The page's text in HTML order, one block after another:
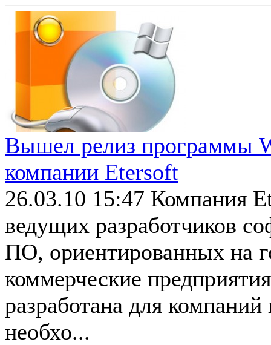
Вышел релиз программы
компании Etersoft
26.03.10 15:47 Компания
ведущих разработчиков
ПО, ориентированных на
коммерческие
разработана для
необхо...